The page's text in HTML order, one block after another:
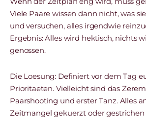
Viele Paare wissen dann nicht, was
und versuchen, alles irgendwie
Ergebnis: Alles wird hektisch, nichts
genossen.
Die Loesung: Definiert vor dem Tag
Prioritaeten. Vielleicht sind das
Paarshooting und erster Tanz. Alles
Zeitmangel gekuerzt oder gestrichen